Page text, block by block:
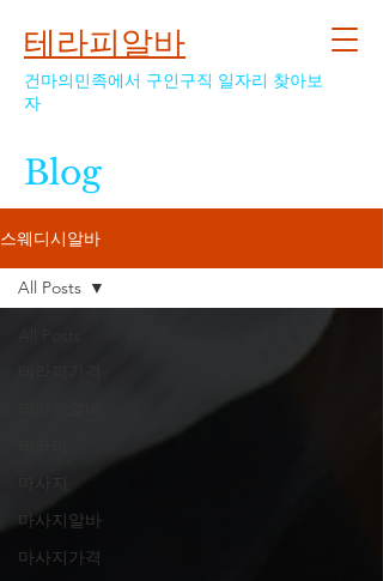
테라피알바
건마의민족에서 구인구직 일자리 찾아보
자
Blog
스웨디시알바
마사지알바
마사지가격
All Posts